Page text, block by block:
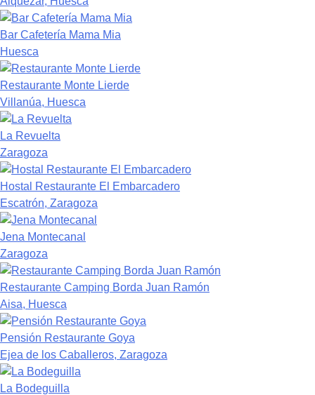
Bar Cafetería Mama Mia
Huesca
Restaurante Monte Lierde
Villanúa, Huesca
La Revuelta
Zaragoza
Hostal Restaurante El Embarcadero
Escatrón, Zaragoza
Jena Montecanal
Zaragoza
Restaurante Camping Borda Juan Ramón
Aisa, Huesca
Pensión Restaurante Goya
Ejea de los Caballeros, Zaragoza
La Bodeguilla